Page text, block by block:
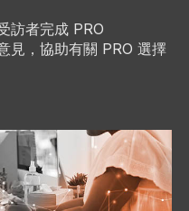
訪者完成 PRO
見，協助有關 PRO 選擇